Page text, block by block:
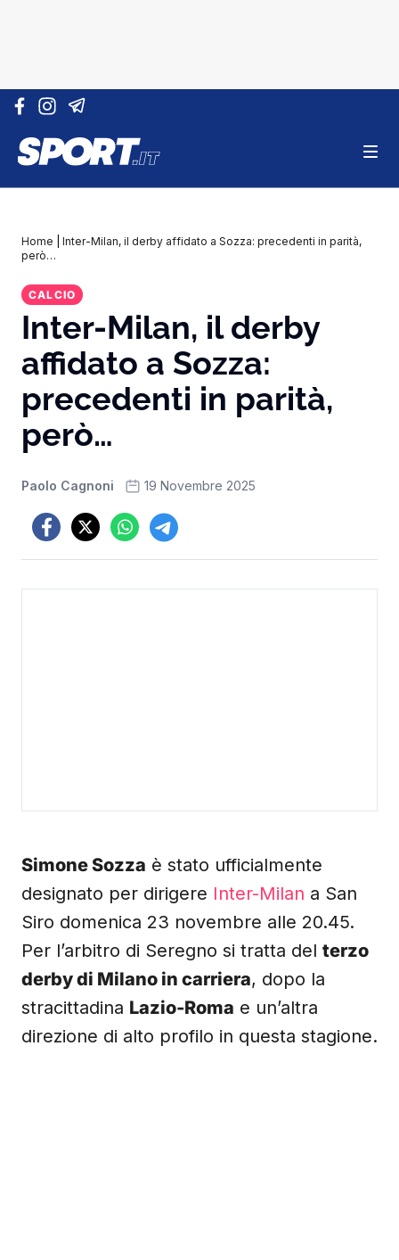
Vai al contenuto
Home
Inter-Milan, il derby affidato a Sozza: precedenti in parità,
però…
CALCIO
Inter-Milan, il derby
affidato a Sozza:
precedenti in parità,
però…
Paolo Cagnoni 19 Novembre 2025
Simone Sozza è stato ufficialmente
designato per dirigere Inter-Milan a San
Siro domenica 23 novembre alle 20.45.
Per l’arbitro di Seregno si tratta del terzo
derby di Milano in carriera, dopo la
stracittadina Lazio-Roma e un’altra
direzione di alto profilo in questa stagione.